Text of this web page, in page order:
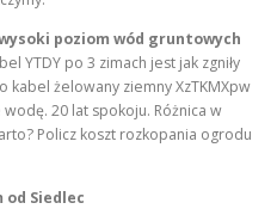
poziom wód gruntowych
YTDY po 3 zimach jest jak zgniły
kabel żelowany ziemny XzTKMXpw
20 lat spokoju. Różnica w
Policz koszt rozkopania ogrodu
od Siedlec